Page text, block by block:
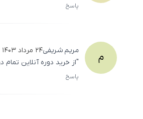
پاسخ
م مریمشریفی۲۴ مرداد ۱۴۰۳
"از خرید دوره آنلاین
پاسخ